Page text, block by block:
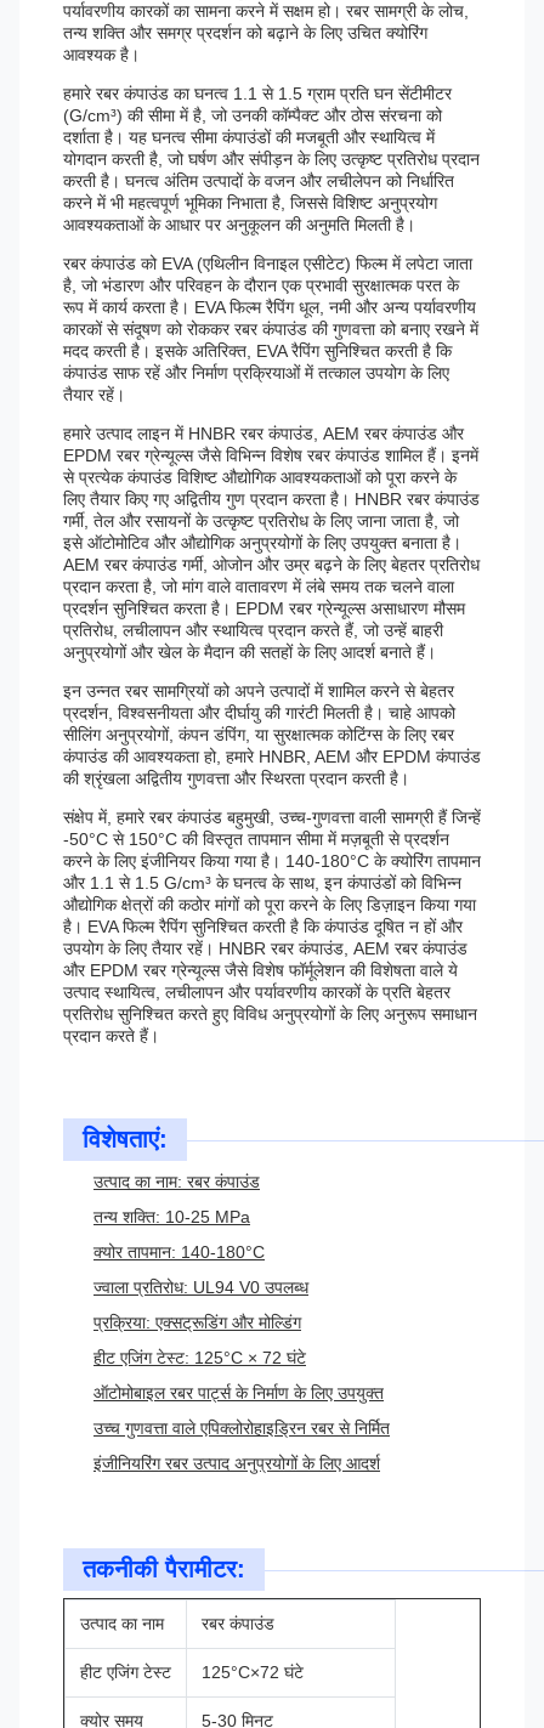
पर्यावरणीय कारकों का सामना करने में सक्षम हो। रबर सामग्री के लोच,
तन्य शक्ति और समग्र प्रदर्शन को बढ़ाने के लिए उचित क्योरिंग
आवश्यक है।
हमारे रबर कंपाउंड का घनत्व 1.1 से 1.5 ग्राम प्रति घन सेंटीमीटर
(G/cm³) की सीमा में है, जो उनकी कॉम्पैक्ट और ठोस संरचना को
दर्शाता है। यह घनत्व सीमा कंपाउंडों की मजबूती और स्थायित्व में
योगदान करती है, जो घर्षण और संपीड़न के लिए उत्कृष्ट प्रतिरोध प्रदान
करती है। घनत्व अंतिम उत्पादों के वजन और लचीलेपन को निर्धारित
करने में भी महत्वपूर्ण भूमिका निभाता है, जिससे विशिष्ट अनुप्रयोग
आवश्यकताओं के आधार पर अनुकूलन की अनुमति मिलती है।
रबर कंपाउंड को EVA (एथिलीन विनाइल एसीटेट) फिल्म में लपेटा जाता
है, जो भंडारण और परिवहन के दौरान एक प्रभावी सुरक्षात्मक परत के
रूप में कार्य करता है। EVA फिल्म रैपिंग धूल, नमी और अन्य पर्यावरणीय
कारकों से संदूषण को रोककर रबर कंपाउंड की गुणवत्ता को बनाए रखने में
मदद करती है। इसके अतिरिक्त, EVA रैपिंग सुनिश्चित करती है कि
कंपाउंड साफ रहें और निर्माण प्रक्रियाओं में तत्काल उपयोग के लिए
तैयार रहें।
हमारे उत्पाद लाइन में HNBR रबर कंपाउंड, AEM रबर कंपाउंड और
EPDM रबर ग्रेन्यूल्स जैसे विभिन्न विशेष रबर कंपाउंड शामिल हैं। इनमें
से प्रत्येक कंपाउंड विशिष्ट औद्योगिक आवश्यकताओं को पूरा करने के
लिए तैयार किए गए अद्वितीय गुण प्रदान करता है। HNBR रबर कंपाउंड
गर्मी, तेल और रसायनों के उत्कृष्ट प्रतिरोध के लिए जाना जाता है, जो
इसे ऑटोमोटिव और औद्योगिक अनुप्रयोगों के लिए उपयुक्त बनाता है।
AEM रबर कंपाउंड गर्मी, ओजोन और उम्र बढ़ने के लिए बेहतर प्रतिरोध
प्रदान करता है, जो मांग वाले वातावरण में लंबे समय तक चलने वाला
प्रदर्शन सुनिश्चित करता है। EPDM रबर ग्रेन्यूल्स असाधारण मौसम
प्रतिरोध, लचीलापन और स्थायित्व प्रदान करते हैं, जो उन्हें बाहरी
अनुप्रयोगों और खेल के मैदान की सतहों के लिए आदर्श बनाते हैं।
इन उन्नत रबर सामग्रियों को अपने उत्पादों में शामिल करने से बेहतर
प्रदर्शन, विश्वसनीयता और दीर्घायु की गारंटी मिलती है। चाहे आपको
सीलिंग अनुप्रयोगों, कंपन डंपिंग, या सुरक्षात्मक कोटिंग्स के लिए रबर
कंपाउंड की आवश्यकता हो, हमारे HNBR, AEM और EPDM कंपाउंड
की श्रृंखला अद्वितीय गुणवत्ता और स्थिरता प्रदान करती है।
संक्षेप में, हमारे रबर कंपाउंड बहुमुखी, उच्च-गुणवत्ता वाली सामग्री हैं जिन्हें
-50°C से 150°C की विस्तृत तापमान सीमा में मज़बूती से प्रदर्शन
करने के लिए इंजीनियर किया गया है। 140-180°C के क्योरिंग तापमान
और 1.1 से 1.5 G/cm³ के घनत्व के साथ, इन कंपाउंडों को विभिन्न
औद्योगिक क्षेत्रों की कठोर मांगों को पूरा करने के लिए डिज़ाइन किया गया
है। EVA फिल्म रैपिंग सुनिश्चित करती है कि कंपाउंड दूषित न हों और
उपयोग के लिए तैयार रहें। HNBR रबर कंपाउंड, AEM रबर कंपाउंड
और EPDM रबर ग्रेन्यूल्स जैसे विशेष फॉर्मूलेशन की विशेषता वाले ये
उत्पाद स्थायित्व, लचीलापन और पर्यावरणीय कारकों के प्रति बेहतर
प्रतिरोध सुनिश्चित करते हुए विविध अनुप्रयोगों के लिए अनुरूप समाधान
प्रदान करते हैं।
विशेषताएं:
उत्पाद का नाम: रबर कंपाउंड
तन्य शक्ति: 10-25 MPa
क्योर तापमान: 140-180°C
ज्वाला प्रतिरोध: UL94 V0 उपलब्ध
प्रक्रिया: एक्सट्रूडिंग और मोल्डिंग
हीट एजिंग टेस्ट: 125°C × 72 घंटे
ऑटोमोबाइल रबर पार्ट्स के निर्माण के लिए उपयुक्त
उच्च गुणवत्ता वाले एपिक्लोरोहाइड्रिन रबर से निर्मित
इंजीनियरिंग रबर उत्पाद अनुप्रयोगों के लिए आदर्श
तकनीकी पैरामीटर:
उत्पाद का नाम रबर कंपाउंड
हीट एजिंग टेस्ट 125°C×72 घंटे
क्योर समय 5-30 मिनट